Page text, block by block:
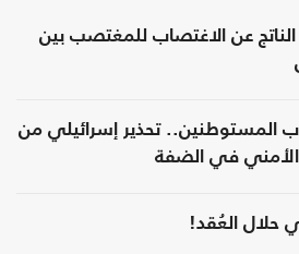
عن الاغتصاب للمغتصب بين
المستوطنين.. تحذير إسرائيلي من
الأمني في الضفة
حلال العُقد!